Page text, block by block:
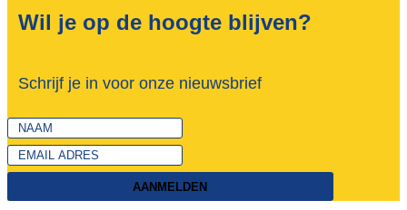
Wil je op de hoogte blijven?
Schrijf je in voor onze nieuwsbrief
AANMELDEN